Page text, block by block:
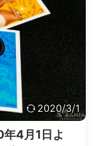
2020/3/1
4月1日よ